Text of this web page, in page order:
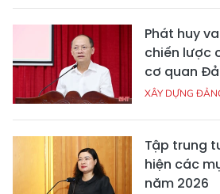
Phát huy
chiến lược
cơ quan
XÂY DỰNG
Tập trung
hiện các
năm 2026